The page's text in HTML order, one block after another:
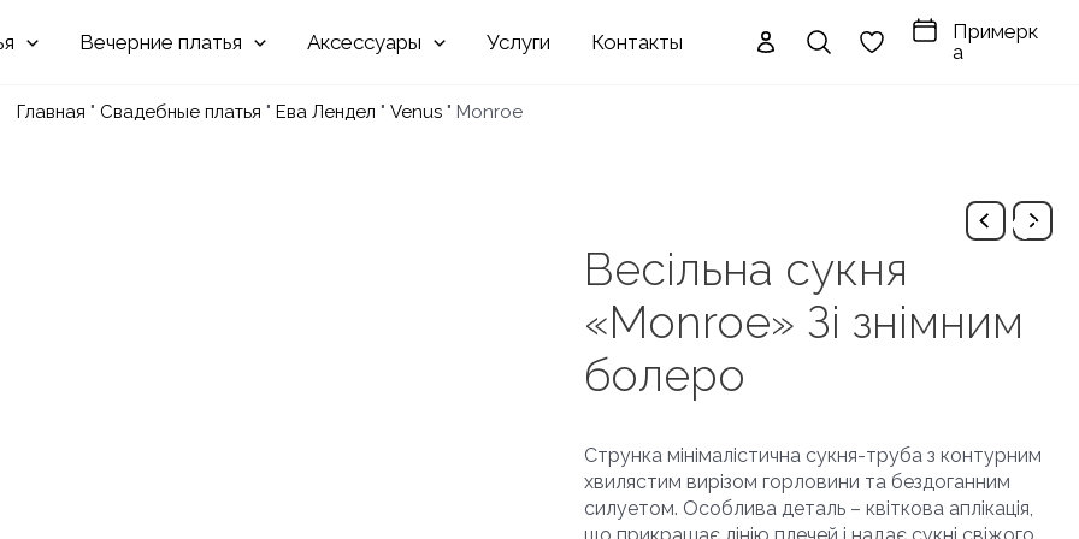
Вечерние Аксессуары Услуги Контакты
Примерк
а
Главная " Свадебные платья " Ева Лендел " Venus " Monroe
Весільна сукня
«Monroe» Зі знімним
болеро
Струнка мінімалістична сукня-труба з контурним
хвилястим вирізом горловини та бездоганним
силуетом. Особлива деталь – квіткова аплікація,
що прикрашає лінію плечей і надає сукні свіжого